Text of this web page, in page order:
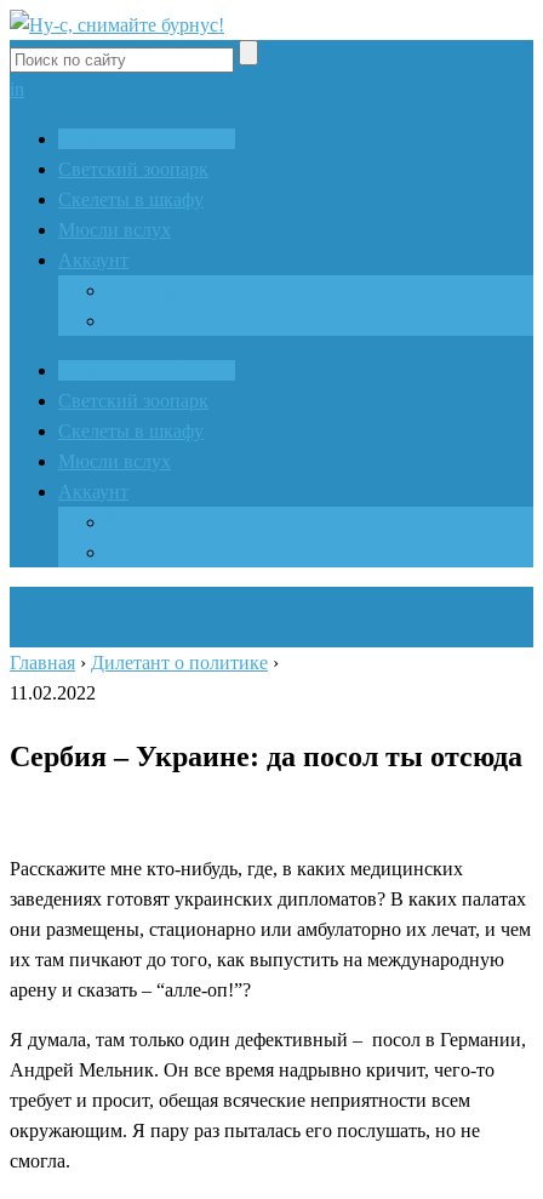
Светский зоопарк
Скелеты в шкафу
Мюсли вслух
Аккаунт
Светский зоопарк
Скелеты в шкафу
Мюсли вслух
Аккаунт
Главная › Дилетант о политике ›
11.02.2022
Сербия – Украине: да посол ты отсюда
Расскажите мне кто-нибудь, где, в каких медицинских
заведениях готовят украинских дипломатов? В каких палатах
они размещены, стационарно или амбулаторно их лечат, и чем
их там пичкают до того, как выпустить на международную
арену и сказать – “алле-оп!”?
Я думала, там только один дефективный – посол в Германии,
Андрей Мельник. Он все время надрывно кричит, чего-то
требует и просит, обещая всяческие неприятности всем
окружающим. Я пару раз пыталась его послушать, но не
смогла.